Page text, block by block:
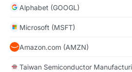
Alphabet (GOOGL)
Microsoft (MSFT)
Amazon.com (AMZN)
Taiwan Semiconductor